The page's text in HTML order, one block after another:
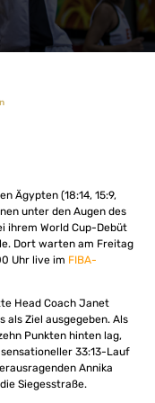
Ägypten (18:14, 15:9,
unter den Augen des
ihrem World Cup-Debüt
Dort warten am Freitag
Uhr live im FIBA-
Head Coach Janet
als Ziel ausgegeben. Als
Punkten hinten lag,
33:13-Lauf
Annika
Siegesstraße.